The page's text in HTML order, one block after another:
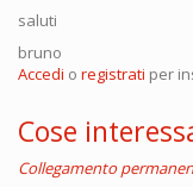
saluti
bruno
Accedi o registrati per
Cose
Collegamento